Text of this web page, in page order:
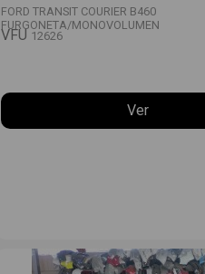
FORD TRANSIT COURIER B460
FURGONETA/MONOVOLUMEN
VFU 12626
Ver